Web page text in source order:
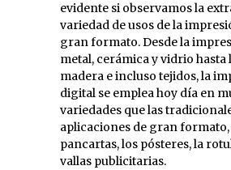
evidente si observamos la
variedad de usos de la
gran formato. Desde la
metal, cerámica y vidrio hasta
madera e incluso tejidos, la
digital se emplea hoy día en
variedades que las
aplicaciones de gran
pancartas, los pósteres, la
vallas publicitarias.